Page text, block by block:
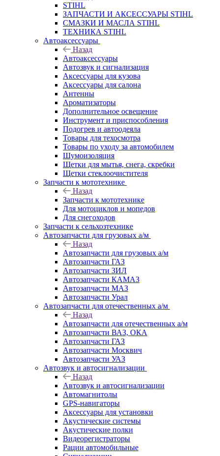
STIHL
ЗАПЧАСТИ И АКСЕССУАРЫ STIHL
СМАЗКИ И МАСЛА STIHL
ТЕХНИКА STIHL
Автоаксессуары
Назад
Автоаксессуары
Автозвук и сигнализация
Аксессуары для кузова
Аксессуары для салона
Антенны
Ароматизаторы
Дополнительное освещение
Инструмент и приспособления
Подогрев и автоодеяла
Товары для техосмотра
Товары по уходу за автомобилем
Шумоизоляция
Щетки для мытья, снега, скребки
Щетки стеклоочистителя
Запчасти к мототехнике
Назад
Запчасти к мототехнике
Для мотоциклов и мопедов
Для снегоходов
Запчасти к сельхозтехнике
Автозапчасти для грузовых а/м
Назад
Автозапчасти для грузовых а/м
Автозапчасти ГАЗ
Автозапчасти ЗИЛ
Автозапчасти КАМАЗ
Автозапчасти МАЗ
Автозапчасти Урал
Автозапчасти для отечественных а/м
Назад
Автозапчасти для отечественных а/м
Автозапчасти ВАЗ, ОКА
Автозапчасти ГАЗ
Автозапчасти Москвич
Автозапчасти УАЗ
Автозвук и автосигнализации
Назад
Автозвук и автосигнализации
Автомагнитолы
GPS-навигаторы
Аксессуары для установки
Акустические системы
Акустические полки
Видеорегистраторы
Рации автомобильные